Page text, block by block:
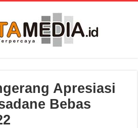
Apresiasi
Bebas